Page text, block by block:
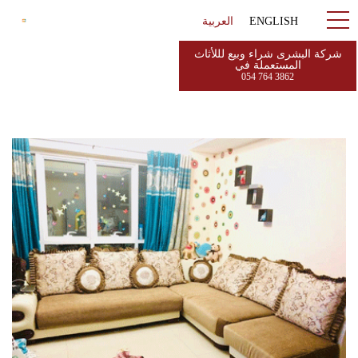
العربية ENGLISH
شركة البشرى شراء وبيع لللأثاث
المستعملة في
054 764 3862